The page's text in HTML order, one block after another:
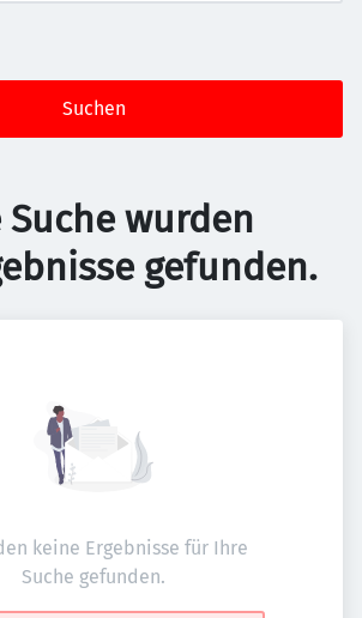
Suchen
Suche wurden
gefunden.
keine Ergebnisse für Ihre
Suche gefunden.